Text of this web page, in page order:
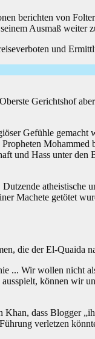
berichten von
Ausmaß weiter
und
Gerichtshof
Gefühle gemacht
Mohammed
und Hass unter den
atheistische
Machete getötet
die der El-Quaida
... Wir wollen nicht
können wir
dass Blogger
verletzen